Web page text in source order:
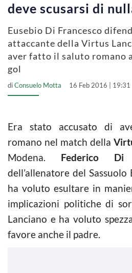
deve scusarsi di
Eusebio Di Francesco
attaccante della Virtus
aver fatto il saluto romano
gol
diConsuelo Motta 16 Feb 2016 | 19:31
Era stato accusato di
romano nel match della
Modena. Federico Di
dell’allenatore del
ha voluto esultare in
implicazioni politiche di
Lanciano e ha voluto
favore anche il padre.